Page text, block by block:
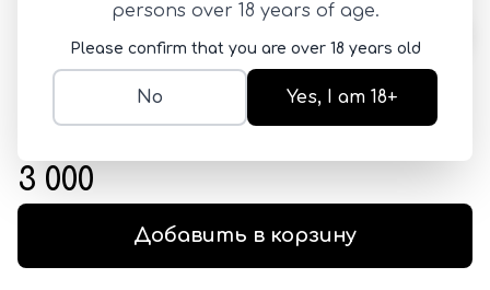
persons over 18 years of age.
Please confirm that you are over 18 years old
No Yes, I am 18+
Розовая Женщина
СУЖАЮЩИЕ
3 000
Добавить в корзину